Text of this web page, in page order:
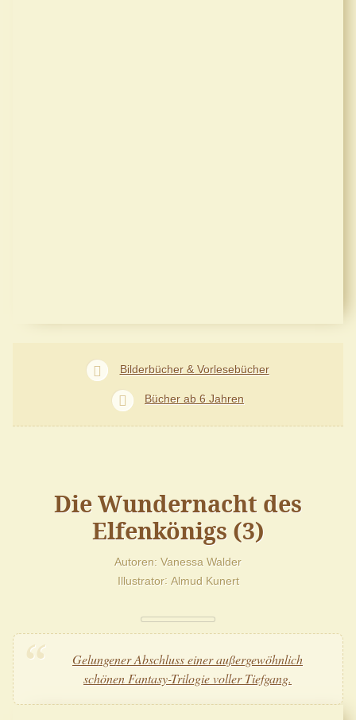
Bilderbücher & Vorlesebücher
Bücher ab 6 Jahren
Die Wundernacht des
Elfenkönigs (3)
Autoren Vanessa Walder
Illustrator Almud Kunert
Gelungener Abschluss einer außergewöhnlich
schönen Fantasy-Trilogie voller Tiefgang.